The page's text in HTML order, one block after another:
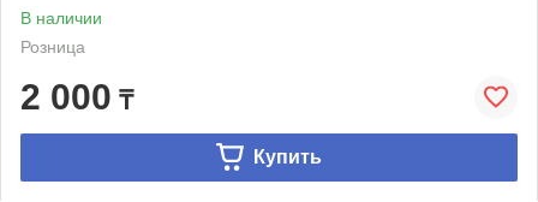
В наличии
Розница
2 000 ₸
Купить